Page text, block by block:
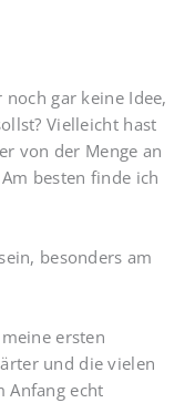
gar keine Idee,
Vielleicht hast
von der Menge an
besten finde ich
besonders am
ersten
und die vielen
Anfang echt